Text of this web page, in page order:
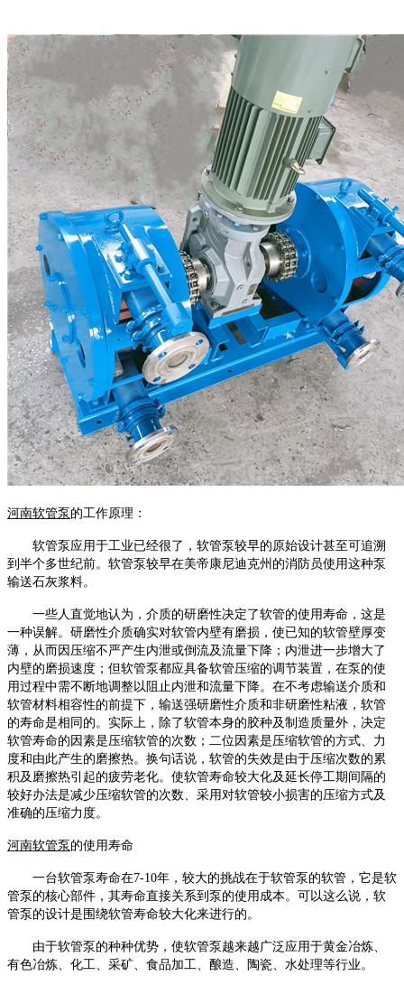
河南软管泵 的工作原理 ：
软管泵 应用于工业已经很了， 软管泵较早的原始设计甚至可追溯
到半个多世纪前。 软管泵较早在美帝康尼迪克州的消防员使用这种泵
输送石灰浆料。
一些人直觉地认为，介质的研磨性决定了软管的使用寿命，这是
一种误解。研磨性介质确实对软管内壁有磨损，使已知的软管壁厚变
薄，从而因压缩不严产生内泄或倒流及流量下降；内泄进一步增大了
内壁的磨损速度；但软管泵都应具备软管压缩的调节装置，在泵的使
用过程中需不断地调整以阻止内泄和流量下降。在不考虑输送介质和
软管材料相容性的前提下，输送强研磨性介质和非研磨性粘液，软管
的寿命是相同的。实际上，除了软管本身的胶种及制造质量外，决定
软管寿命的因素是压缩软管的次数；二位因素是压缩软管的方式、力
度和由此产生的磨擦热。换句话说，软管的失效是由于压缩次数的累
积及磨擦热引起的疲劳老化。使软管寿命较大化及延长停工期间隔的
较好办法是减少压缩软管的次数、采用对软管较小损害的压缩方式及
准确的压缩力度。
河南软管泵 的使用寿命
一台软管泵寿命在7-10年，较大的挑战在于软管泵 的软管，它是软
管泵 的核心部件，其寿命直接关系到泵的使用成本。可以这么说， 软
管泵 的设计是围绕软管寿命较大化来进行的。
由于软管泵 的种种优势，使软管泵 越来越广泛应用于黄金冶炼、
有色冶炼、化工、采矿、食品加工、酿造、陶瓷、水处理等行业。